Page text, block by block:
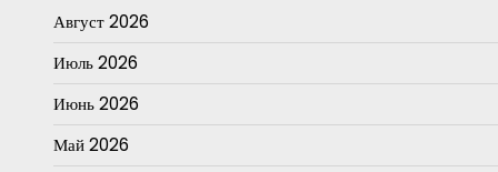
Август 2026
Июль 2026
Июнь 2026
Май 2026